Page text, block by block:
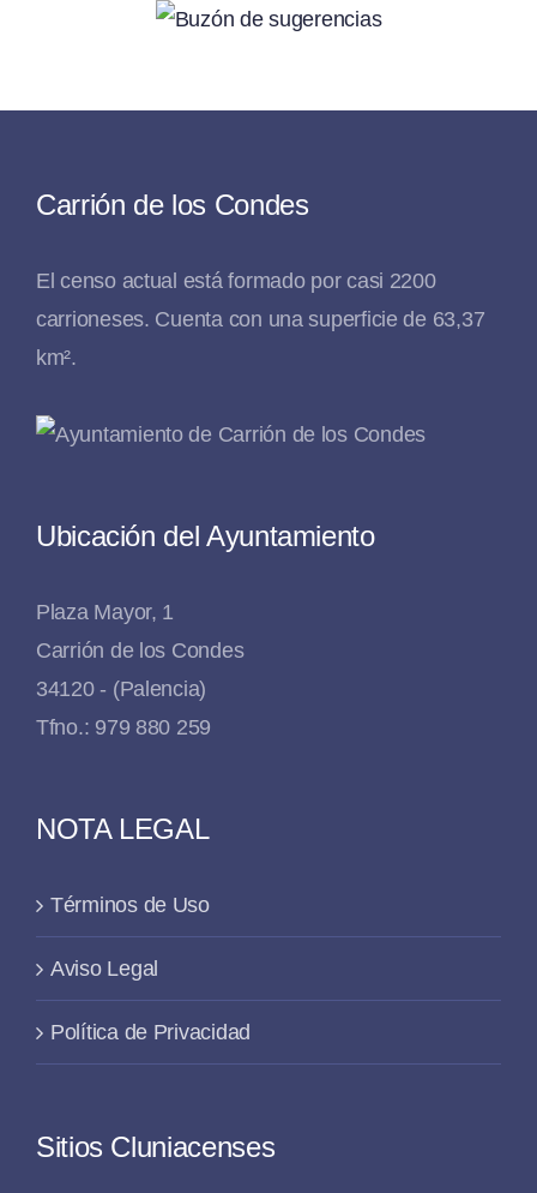
Carrión de los Condes
El censo actual está formado por casi 2200
carrioneses. Cuenta con una superficie de 63,37
km².
Ubicación del Ayuntamiento
Plaza Mayor, 1
Carrión de los Condes
34120 - (Palencia)
Tfno.: 979 880 259
NOTA LEGAL
Términos de Uso
Aviso Legal
Política de Privacidad
Sitios Cluniacenses